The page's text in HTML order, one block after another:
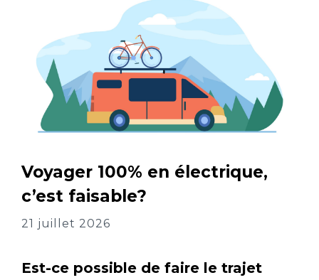
Voyager 100% en électrique,
c’est faisable?
21 juillet 2026
Est-ce possible de faire le trajet